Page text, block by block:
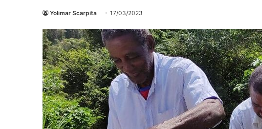
Yolimar Scarpita 17/03/2023